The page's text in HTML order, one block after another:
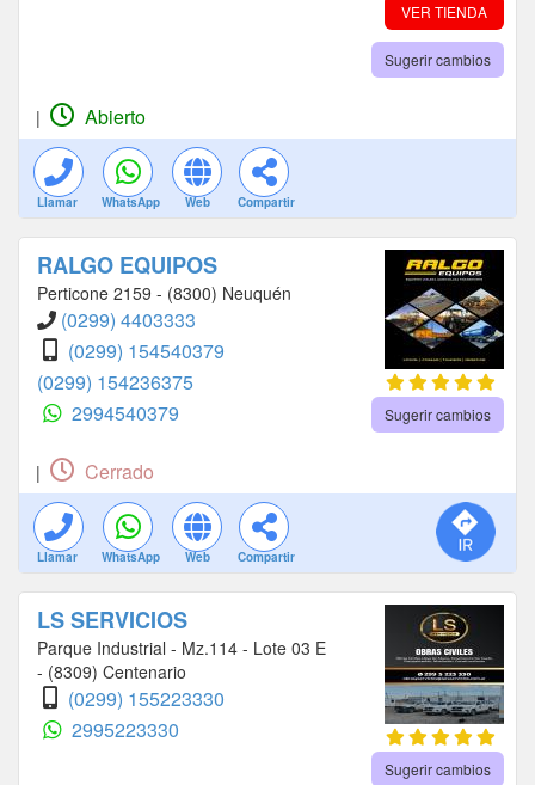
VER TIENDA
Sugerir cambios
| Abierto
Llamar WhatsApp Web Compartir
RALGO EQUIPOS
Perticone 2159 - (8300) Neuquén
(0299) 4403333
(0299) 154540379
(0299) 154236375
2994540379
Sugerir cambios
| Cerrado
Llamar WhatsApp Web Compartir
LS SERVICIOS
Parque Industrial - Mz.114 - Lote 03 E
- (8309) Centenario
(0299) 155223330
2995223330
Sugerir cambios